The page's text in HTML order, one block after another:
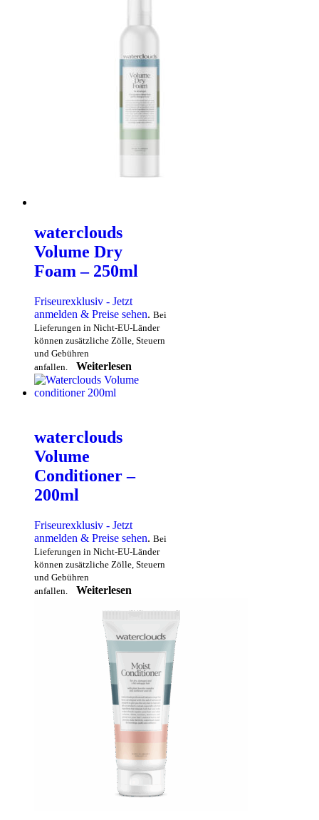
waterclouds
Volume Dry
Foam – 250ml
Friseurexklusiv - Jetzt
anmelden & Preise sehen. Bei
Lieferungen in Nicht-EU-Länder
können zusätzliche Zölle, Steuern
und Gebühren
anfallen.
Weiterlesen
waterclouds
Volume
Conditioner –
200ml
Friseurexklusiv - Jetzt
anmelden & Preise sehen. Bei
Lieferungen in Nicht-EU-Länder
können zusätzliche Zölle, Steuern
und Gebühren
anfallen.
Weiterlesen